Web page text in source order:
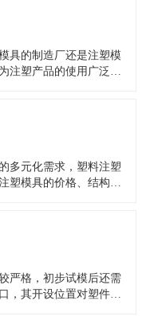
学习相关技能，更不要
具的制造厂还是注塑模
注塑产品的使用广泛
体化生产的。今天分享
多元化需求，塑料注塑
塑模具的价格、结构、
低压打针成型等工艺的
严格，初步试模后还需
，其开设位置对塑件成